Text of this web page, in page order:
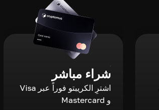
شراء مباشر
اشترِ الكريبتو فوراً عبر Visa
و Mastercard